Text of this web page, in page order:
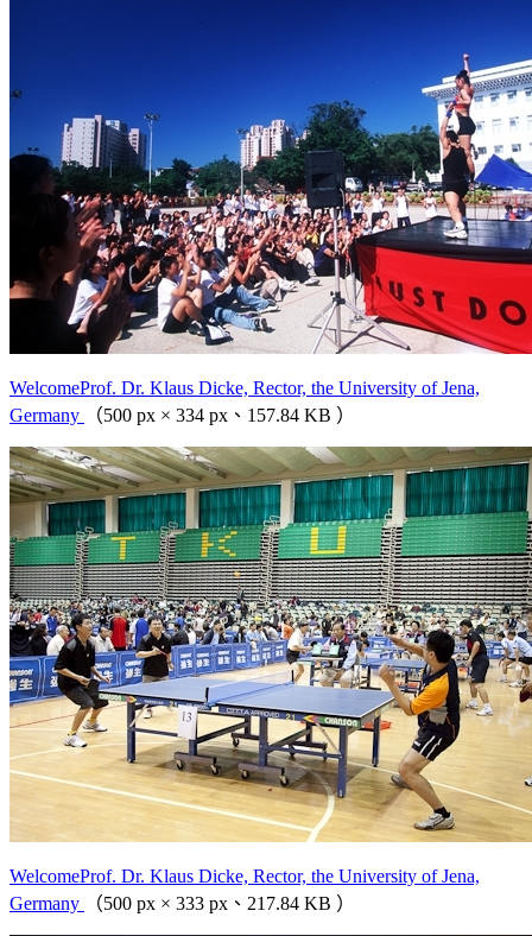
WelcomeProf. Dr. Klaus Dicke, Rector, the University of Jena,
Germany
（500 px × 334 px、157.84 KB ）
WelcomeProf. Dr. Klaus Dicke, Rector, the University of Jena,
Germany
（500 px × 333 px、217.84 KB ）